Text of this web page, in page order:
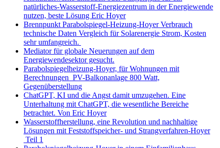
natürliches-Wasserstoff-Energiezentrum in der Energiewende
nutzen, beste Lösung Eric Hoyer
Brennpunkt Parabolspiegel-Heizung-Hoyer Verbrauch
technische Daten Vergleich für Solarenergie Strom, Kosten
sehr umfangreich.
Mediator für globale Neuerungen auf dem
Energiewendesektor gesucht.
Parabolspiegelheizung-Hoyer, für Wohnungen mit
Berechnungen PV-Balkonanlage 800 Watt,
Gegenüberstellung
ChatGPT, KI und die Angst damit umzugehen. Eine
Unterhaltung mit ChatGPT, die wesentliche Bereiche
betrachtet. Von Eric Hoyer
Wasserstoffherstellung, eine Revolution und nachhaltige
Lösungen mit Feststoffspeicher- und Strangverfahren-Hoyer
Teil 1